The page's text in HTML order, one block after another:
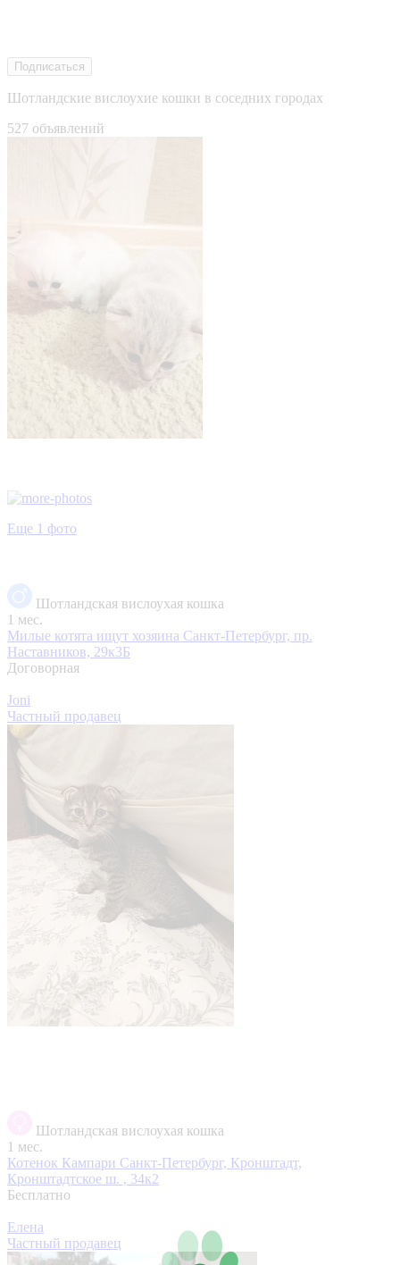
Подписаться
Шотландские вислоухие кошки в соседних городах
527 объявлений
Еще 1 фото
Шотландская вислоухая кошка
1 мес.
Милые котята ищут хозяина Санкт-Петербург, пр.
Наставников, 29к3Б
Договорная
Joni
Частный продавец
Шотландская вислоухая кошка
1 мес.
Котенок Кампари Санкт-Петербург, Кронштадт,
Кронштадтское ш. , 34к2
Бесплатно
Елена
Частный продавец